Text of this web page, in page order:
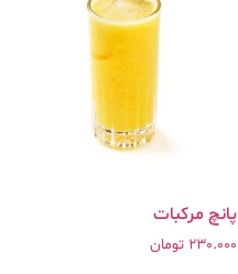
پانچ مرکبات
230.000 تومان